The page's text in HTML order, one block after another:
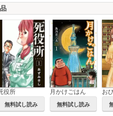
役所
無料試し読み
月かけごはん
無料試し読み